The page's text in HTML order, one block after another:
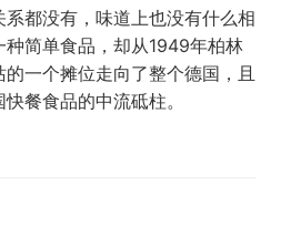
都没有，味道上也没有什么相
简单食品，却从1949年柏林
一个摊位走向了整个德国，且
餐食品的中流砥柱。